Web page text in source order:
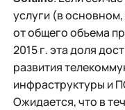
услуги (в
от общего объема
2015 г. эта доля
развития
инфраструктуры и
Ожидается, что в